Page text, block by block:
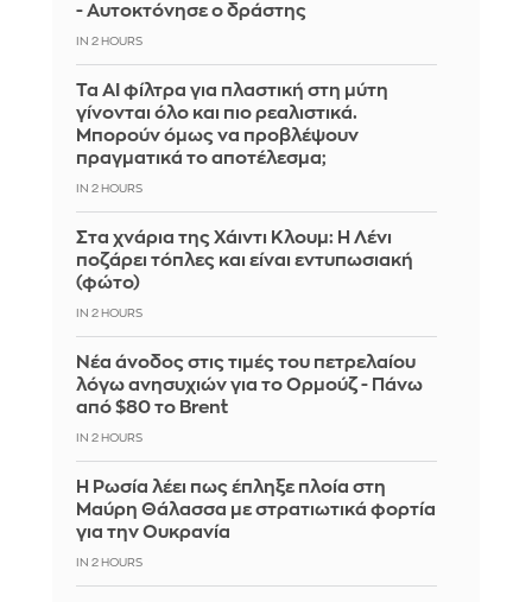
- Αυτοκτόνησε ο δράστης
IN 2 HOURS
Τα AI φίλτρα για πλαστική στη μύτη
γίνονται όλο και πιο ρεαλιστικά.
Μπορούν όμως να προβλέψουν
πραγματικά το αποτέλεσμα;
IN 2 HOURS
Στα χνάρια της Χάιντι Κλουμ: Η Λένι
ποζάρει τόπλες και είναι εντυπωσιακή
(φώτο)
IN 2 HOURS
Νέα άνοδος στις τιμές του πετρελαίου
λόγω ανησυχιών για το Ορμούζ - Πάνω
από $80 το Brent
IN 2 HOURS
Η Ρωσία λέει πως έπληξε πλοία στη
Μαύρη Θάλασσα με στρατιωτικά φορτία
για την Ουκρανία
IN 2 HOURS